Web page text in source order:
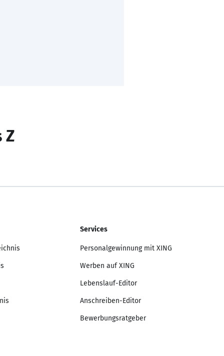
Z
Services
Personalgewinnung mit XING
Werben auf XING
Lebenslauf-Editor
Anschreiben-Editor
Bewerbungsratgeber